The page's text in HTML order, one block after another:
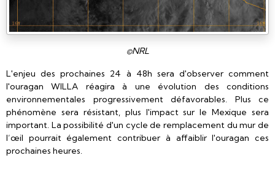
©NRL
L'enjeu des prochaines 24 à 48h sera d'observer comment
l'ouragan WILLA réagira à une évolution des conditions
environnementales progressivement défavorables. Plus ce
phénomène sera résistant, plus l'impact sur le Mexique sera
important. La possibilité d'un cycle de remplacement du mur de
l’œil pourrait également contribuer à affaiblir l'ouragan ces
prochaines heures.